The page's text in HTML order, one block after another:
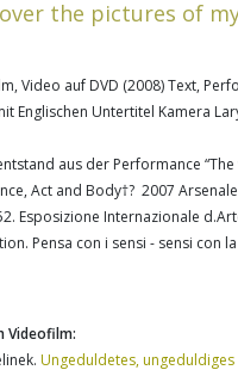
the pictures of
Video auf DVD (2008) Text,
Englischen Untertitel Kamera
aus der Performance “
Act and Body†? 2007
Esposizione Internazionale
Pensa con i sensi - sensi con
Videofilm:
Ungeduldetes, ungeduldiges